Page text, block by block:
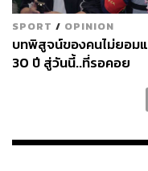
SPORT / OPINION
บทพิสูจน์ของคนไม่ยอมแ
30 ปี สู่วันนี้..ที่รอคอย